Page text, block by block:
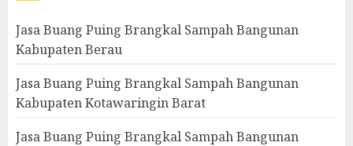
Jasa Buang Puing Brangkal Sampah Bangunan
Kabupaten Berau
Jasa Buang Puing Brangkal Sampah Bangunan
Kabupaten Kotawaringin Barat
Jasa Buang Puing Brangkal Sampah Bangunan